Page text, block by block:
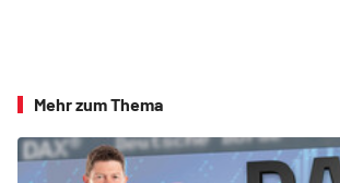
Mehr zum Thema